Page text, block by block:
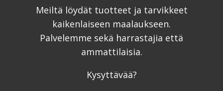
Meiltä löydät tuotteet ja tarvikkeet
kaikenlaiseen maalaukseen.
Palvelemme sekä harrastajia että
ammattilaisia.
Kysyttävää?